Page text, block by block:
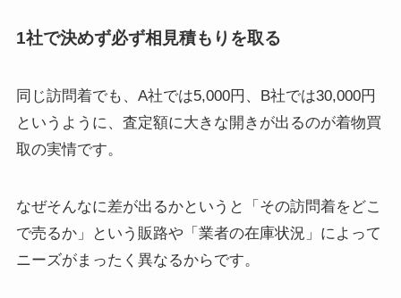
1社で決めず必ず相見積もりを取る
同じ訪問着でも、A社では5,000円、B社では30,000円
というように、査定額に大きな開きが出るのが着物買
取の実情です。
なぜそんなに差が出るかというと「その訪問着をどこ
で売るか」という販路や「業者の在庫状況」によって
ニーズがまったく異なるからです。